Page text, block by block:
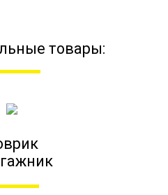
товары: